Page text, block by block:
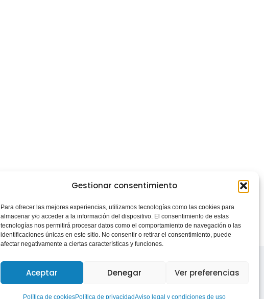
Gestionar consentimiento
Para ofrecer las mejores experiencias, utilizamos tecnologías como las cookies para
almacenar y/o acceder a la información del dispositivo. El consentimiento de estas
tecnologías nos permitirá procesar datos como el comportamiento de navegación o las
identificaciones únicas en este sitio. No consentir o retirar el consentimiento, puede
afectar negativamente a ciertas características y funciones.
Aceptar Denegar Ver preferencias
Política de cookiesPolítica de privacidadAviso legal y condiciones de uso